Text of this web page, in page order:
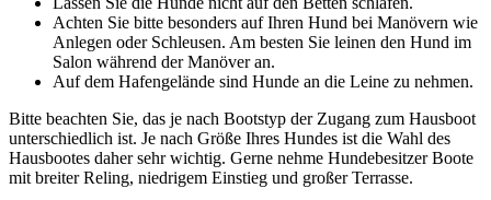
Achten Sie bitte besonders auf Ihren Hund bei Manövern wie
Anlegen oder Schleusen. Am besten Sie leinen den Hund im
Salon während der Manöver an.
Auf dem Hafengelände sind Hunde an die Leine zu nehmen.
Bitte beachten Sie, das je nach Bootstyp der Zugang zum Hausboot
unterschiedlich ist. Je nach Größe Ihres Hundes ist die Wahl des
Hausbootes daher sehr wichtig. Gerne nehme Hundebesitzer Boote
mit breiter Reling, niedrigem Einstieg und großer Terrasse.